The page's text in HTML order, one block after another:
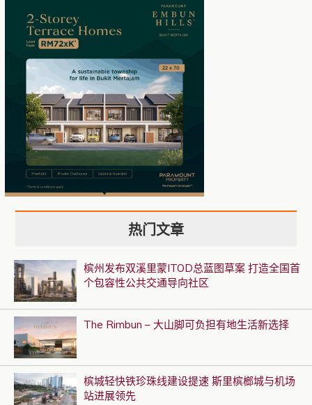
热门文章
槟州发布双溪里蒙ITOD总蓝图草案 打造全国首
个包容性公共交通导向社区
The Rimbun – 大山脚可负担有地生活新选择
槟城轻快铁珍珠线建设提速 斯里槟榔城与机场
站进展领先